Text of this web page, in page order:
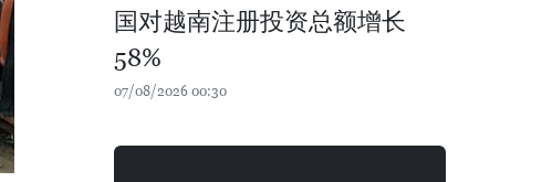
国对越南注册投资总额增长
58%
07/08/2026 00:30